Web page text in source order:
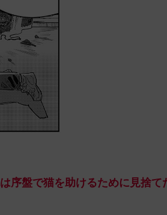
序盤で猫を助けるために見捨て